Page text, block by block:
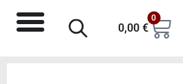
0,00 €
0